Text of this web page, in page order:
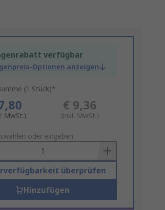
verfügbar
Optionen anzeigen
(1 Stück)*
MwSt.)
€ 9,36
(inkl. MwSt.)
oder eingeben
überprüfen
Hinzufügen